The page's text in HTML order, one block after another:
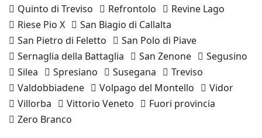
Quinto di Treviso
Refrontolo
Revine Lago
Riese Pio X
San Biagio di Callalta
San Pietro di Feletto
San Polo di Piave
Sernaglia della Battaglia
San Zenone
Segusino
Silea
Spresiano Susegana
Treviso
Valdobbiadene
Volpago del Montello
Vidor
Villorba
Vittorio Veneto
Fuori provincia
Zero Branco